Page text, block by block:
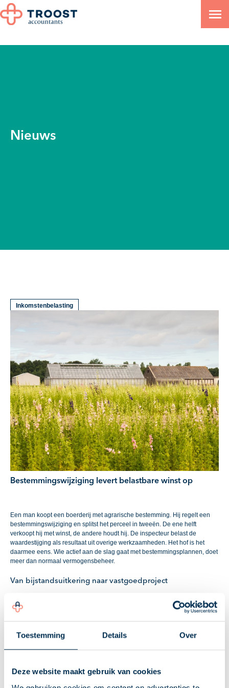
Toestemming Details Over
Deze website maakt gebruik van cookies
Nieuws
Inkomstenbelasting
Bestemmingswijziging levert belastbare winst op
Een man koopt een boerderij met agrarische bestemming. Hij regelt een
bestemmingswijziging en splitst het perceel in tweeën. De ene helft
verkoopt hij met winst, de andere houdt hij. De inspecteur belast de
waardestijging als resultaat uit overige werkzaamheden. Het hof is het
daarmee eens. Wie actief aan de slag gaat met bestemmingsplannen, doet
meer dan normaal vermogensbeheer.
Van bijstandsuitkering naar vastgoedproject
Een man met een bijstandsuitkering ziet in 2017 een boerderij te koop
staan die al jaren geen koper vindt. De boerderij heeft een agrarische
bestemming, waardoor deze alleen geschikt is voor een boer met een
gemeente wil meewerken aan een bestemmingswijziging. Sterker nog, via
voorwaarde dat de bestemmingswijziging slaagt, voor € 510.000.